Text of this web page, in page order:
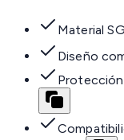
Material
Diseño